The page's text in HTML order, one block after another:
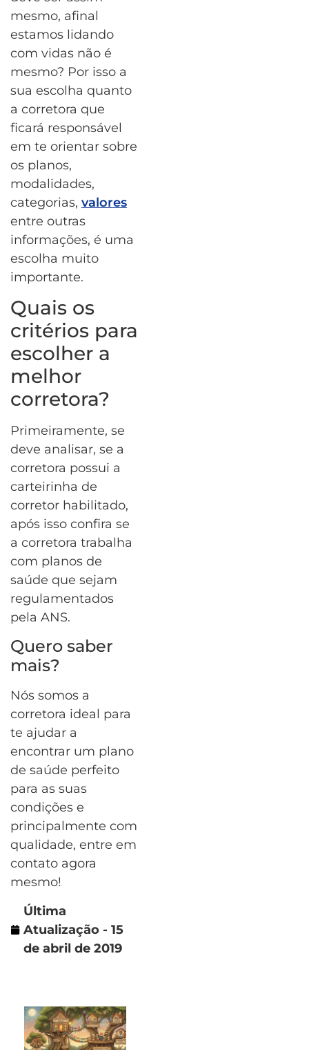
mesmo, afinal
estamos lidando
com vidas não é
mesmo? Por isso a
sua escolha quanto
a corretora que
ficará responsável
em te orientar sobre
os planos,
modalidades,
categorias, valores
entre outras
informações, é uma
escolha muito
importante.
Quais os
critérios para
escolher a
melhor
corretora?
Primeiramente, se
deve analisar, se a
corretora possui a
carteirinha de
corretor habilitado,
após isso confira se
a corretora trabalha
com planos de
saúde que sejam
regulamentados
pela ANS.
Quero saber
mais?
Nós somos a
corretora ideal para
te ajudar a
encontrar um plano
de saúde perfeito
para as suas
condições e
principalmente com
qualidade, entre em
contato agora
mesmo!
Última
Atualização - 15
de abril de 2019